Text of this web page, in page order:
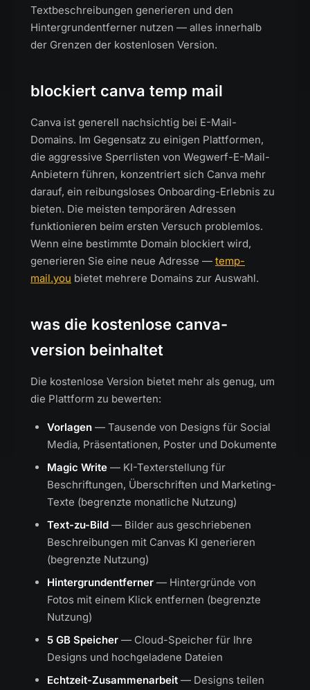
Textbeschreibungen generieren und den
Hintergrundentferner nutzen — alles innerhalb
der Grenzen der kostenlosen Version.
blockiert canva temp mail
Canva ist generell nachsichtig bei E-Mail-
Domains. Im Gegensatz zu einigen Plattformen,
die aggressive Sperrlisten von Wegwerf-E-Mail-
Anbietern führen, konzentriert sich Canva mehr
darauf, ein reibungsloses Onboarding-Erlebnis zu
bieten. Die meisten temporären Adressen
funktionieren beim ersten Versuch problemlos.
Wenn eine bestimmte Domain blockiert wird,
generieren Sie eine neue Adresse — temp-
mail.you bietet mehrere Domains zur Auswahl.
was die kostenlose canva-
version beinhaltet
Die kostenlose Version bietet mehr als genug, um
die Plattform zu bewerten:
Vorlagen — Tausende von Designs für Social
Media, Präsentationen, Poster und Dokumente
Magic Write — KI-Texterstellung für
Beschriftungen, Überschriften und Marketing-
Texte (begrenzte monatliche Nutzung)
Text-zu-Bild — Bilder aus geschriebenen
Beschreibungen mit Canvas KI generieren
(begrenzte Nutzung)
Hintergrundentferner — Hintergründe von
Fotos mit einem Klick entfernen (begrenzte
Nutzung)
5 GB Speicher — Cloud-Speicher für Ihre
Designs und hochgeladene Dateien
Echtzeit-Zusammenarbeit — Designs teilen